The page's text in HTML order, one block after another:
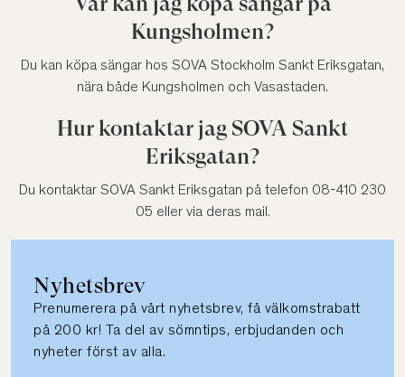
Kungsholmen?
Du kan köpa sängar hos SOVA Stockholm Sankt Eriksgatan,
nära både Kungsholmen och Vasastaden.
Hur kontaktar jag SOVA Sankt
Eriksgatan?
Du kontaktar SOVA Sankt Eriksgatan på telefon 08-410 230
05 eller via deras mail.
Nyhetsbrev
Prenumerera på vårt nyhetsbrev, få välkomstrabatt
på 200 kr! Ta del av sömntips, erbjudanden och
nyheter först av alla.